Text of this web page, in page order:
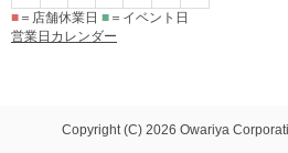
■ ＝店舗休業日 ■ ＝イベント日
営業日カレンダー
Copyright (C) 2026 Owariya